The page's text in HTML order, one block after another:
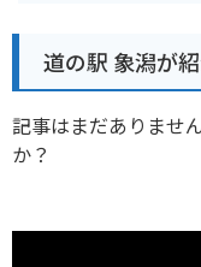
道の駅 象潟が
記事はまだありませ
か？